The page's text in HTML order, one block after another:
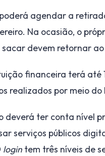
agendar a
Na ocasião, o
sacar devem retornar ao
financeira terá
realizados por meio do
deverá ter conta nível
serviços públicos
login tem três níveis de